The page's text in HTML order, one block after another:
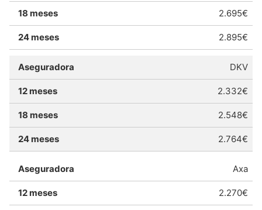
2.695€
2.895€
DKV
2.332€
2.548€
2.764€
Axa
2.270€